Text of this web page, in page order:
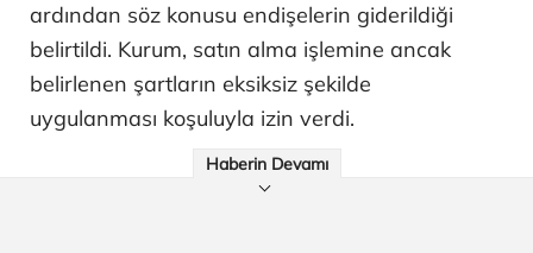
ardından söz konusu endişelerin giderildiği
belirtildi. Kurum, satın alma işlemine ancak
belirlenen şartların eksiksiz şekilde
uygulanması koşuluyla izin verdi.
Haberin Devamı